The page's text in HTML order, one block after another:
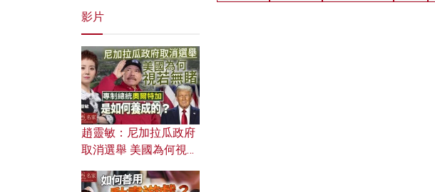
影片
趙靈敏：尼加拉瓜政府
取消選舉 美國為何視若
加是如何養成的？